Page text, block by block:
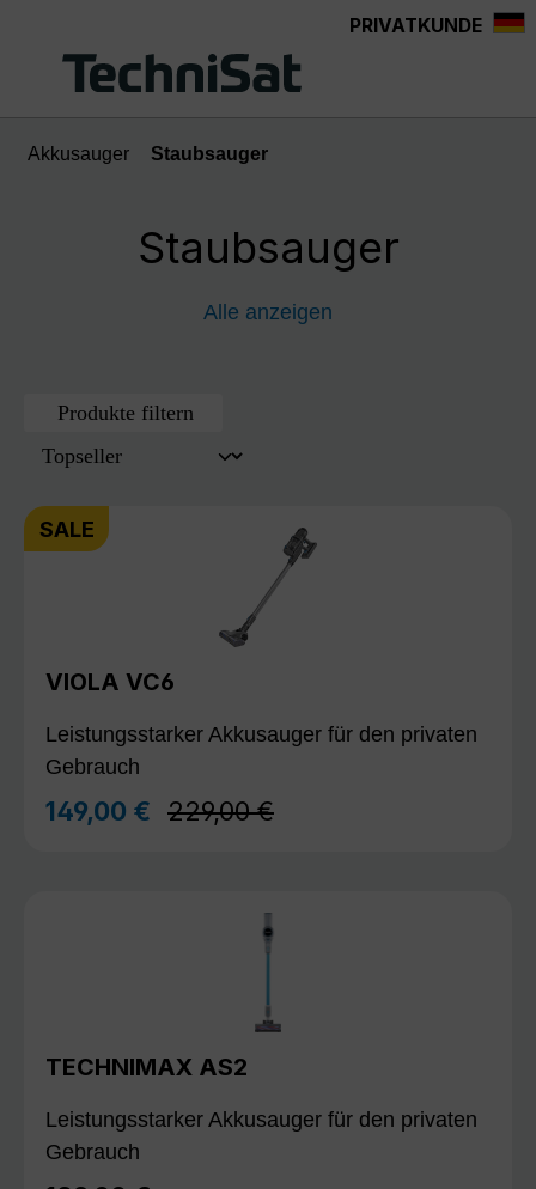
PRIVATKUNDE
Akkusauger Staubsauger
Staubsauger
Alle anzeigen
Produkte filtern
SALE
VIOLA VC6
Leistungsstarker Akkusauger für den privaten
Gebrauch
Verkaufspreis:
149,00 € Regulärer Preis:
229,00 €
TECHNIMAX AS2
Leistungsstarker Akkusauger für den privaten
Gebrauch